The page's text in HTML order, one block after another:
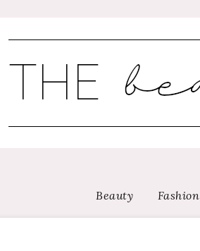
Beauty Fashion